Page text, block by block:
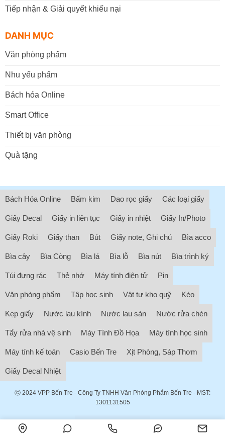
Tiếp nhận & Giải quyết khiếu nại
DANH MỤC
Văn phòng phẩm
Nhu yếu phẩm
Bách hóa Online
Smart Office
Thiết bị văn phòng
Quà tặng
Bách Hóa Online Bấm kim Dao rọc giấy Các loại giấy
Giấy Decal Giấy in liên tục Giấy in nhiệt Giấy In/Photo
Giấy Roki Giấy than Bút Giấy note, Ghi chú Bìa acco
Bìa cây Bìa Còng Bìa lá Bìa lỗ Bìa nút Bìa trình ký
Túi đựng rác Thẻ nhớ Máy tính điện tử Pin
Văn phòng phẩm Tập học sinh Vật tư kho quỹ Kéo
Kẹp giấy Nước lau kính Nước lau sàn Nước rửa chén
Tẩy rửa nhà vệ sinh Máy Tính Đồ Họa Máy tính học sinh
Máy tính kế toán Casio Bến Tre Xịt Phòng, Sáp Thơm
Giấy Decal Nhiệt
ⓒ 2024 VPP Bến Tre - Công Ty TNHH Văn Phòng Phẩm Bến Tre - MST:
1301131505